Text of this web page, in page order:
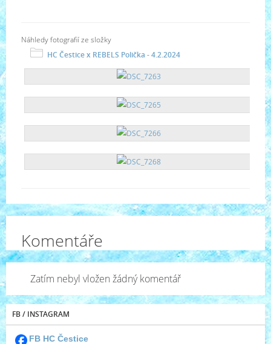
Náhledy fotografií ze složky
HC Čestice x REBELS Polička - 4.2.2024
Komentáře
Zatím nebyl vložen žádný komentář
FB / INSTAGRAM
FB HC Čestice